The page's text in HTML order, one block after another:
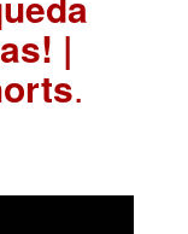
|
.